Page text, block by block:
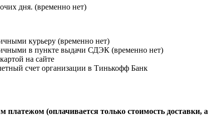
дня. (временно нет)
курьеру (временно нет)
в пункте выдачи СДЭК (временно нет)
на сайте
счет организации в Тинькофф Банк
(оплачивается только стоимость доставки, а